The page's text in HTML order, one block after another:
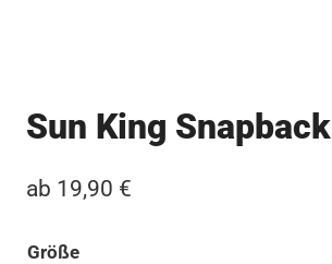
Sun King Snapback
ab 19,90 €
Größe